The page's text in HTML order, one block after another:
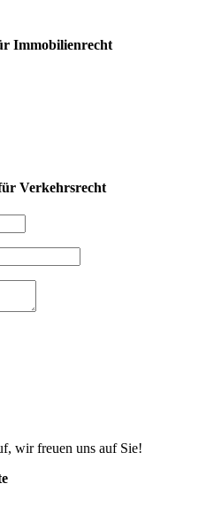
Immobilienrecht
Verkehrsrecht
wir freuen uns auf Sie!